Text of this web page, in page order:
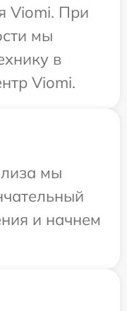
Viomi. При
мы
в
Viomi.
мы
и начнем